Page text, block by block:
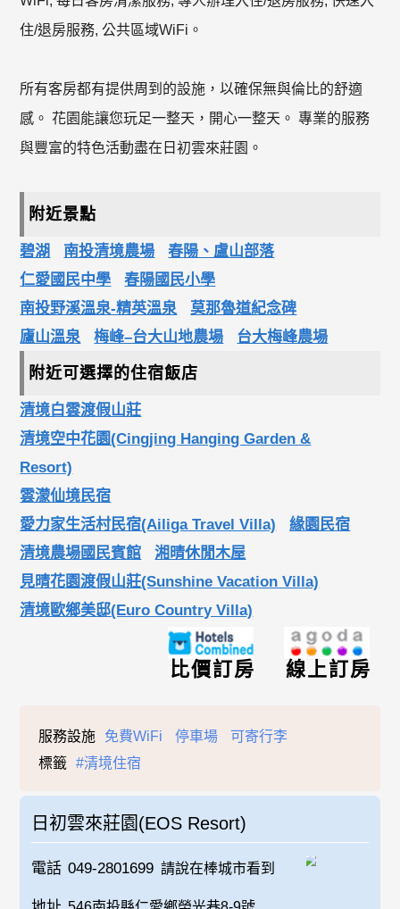
住/退房服務, 公共區域WiFi。
所有客房都有提供周到的設施，以確保無與倫比的舒適
感。 花園能讓您玩足一整天，開心一整天。 專業的服務
與豐富的特色活動盡在日初雲來莊園。
附近景點
碧湖 南投清境農場
春陽、盧山部落
仁愛國民中學
春陽國民小學
南投野溪溫泉-精英溫泉
莫那魯道紀念碑
廬山溫泉
梅峰–台大山地農場 台大梅峰農場
附近可選擇的住宿飯店
清境白雲渡假山莊
清境空中花園(Cingjing Hanging Garden &
Resort)
雲濛仙境民宿
愛力家生活村民宿(Ailiga Travel Villa)
緣園民宿
清境農場國民賓館
湘晴休閒木屋
見晴花園渡假山莊(Sunshine Vacation Villa)
清境歐鄉美邸(Euro Country Villa)
線上訂房
比價訂房
服務設施 免費WiFi 停車場
可寄行李
標籤
#清境住宿
日初雲來莊園(EOS Resort)
電話 049-2801699 請說在棒城市看到